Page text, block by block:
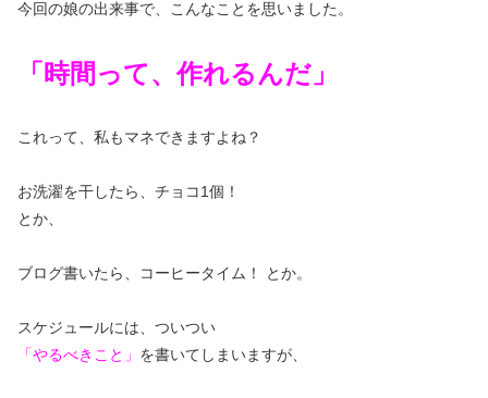
今回の娘の出来事で、こんなことを思いました。
「時間って、作れるんだ」
これって、私もマネできますよね？
お洗濯を干したら、チョコ1個！
とか、
ブログ書いたら、コーヒータイム！ とか。
スケジュールには、ついつい
「やるべきこと」 を書いてしまいますが、